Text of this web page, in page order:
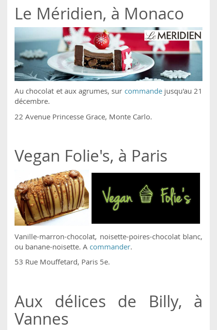
Le Méridien, à Monaco
Au chocolat et aux agrumes, sur commandejusqu'au 21
décembre.
22 Avenue Princesse Grace, Monte Carlo.
Vegan Folie's, à Paris
Vanille-marron-chocolat, noisette-poires-chocolat blanc,
ou banane-noisette. A commander.
53 Rue Mouffetard, Paris 5e.
Aux délices de Billy, à
Vannes